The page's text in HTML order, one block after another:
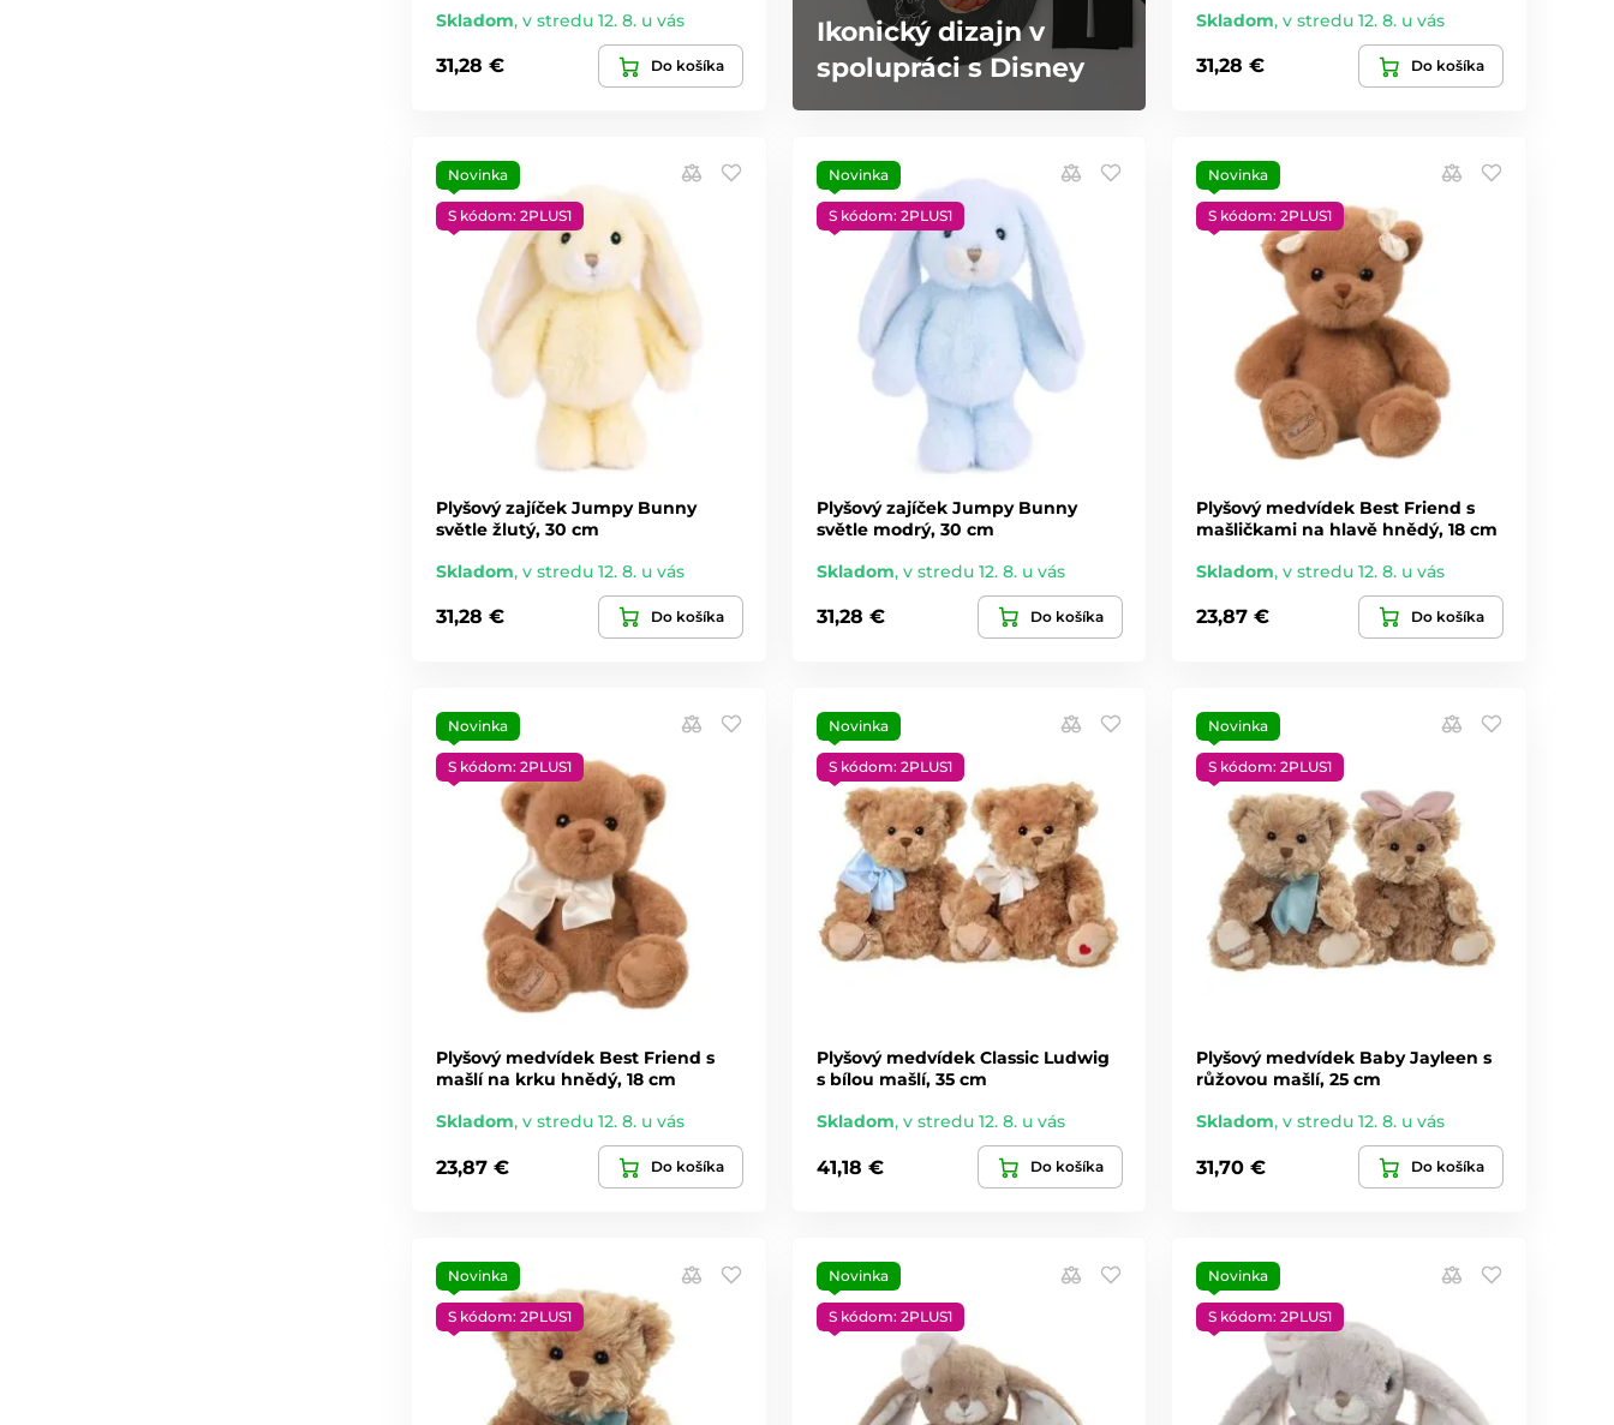
Skladom, v stredu 12. 8. u vás
31,28 € Do košíka
Ikonický dizajn v
spolupráci s Disney
Skladom,v stredu 12. 8. u vás
31,28 € Do košíka
Novinka
S kódom: 2PLUS1
Plyšový zajíček Jumpy Bunny
světle žlutý, 30 cm
Skladom, v stredu 12. 8. u vás
31,28 € Do košíka
Novinka
S kódom: 2PLUS1
Plyšový zajíček Jumpy Bunny
světle modrý, 30 cm
Skladom, v stredu 12. 8. u vás
31,28 € Do košíka
Novinka
S kódom: 2PLUS1
Plyšový medvídek Best Friend s
mašličkami na hlavě hnědý, 18 cm
Skladom,v stredu 12. 8. u vás
23,87 € Do košíka
Novinka
S kódom: 2PLUS1
Plyšový medvídek Best Friend s
mašlí na krku hnědý, 18 cm
Skladom, v stredu 12. 8. u vás
23,87 € Do košíka
Novinka
S kódom: 2PLUS1
Plyšový medvídek Classic Ludwig
s bílou mašlí, 35 cm
Skladom, v stredu 12. 8. u vás
41,18 € Do košíka
Novinka
S kódom: 2PLUS1
Plyšový medvídek Baby Jayleen s
růžovou mašlí, 25 cm
Skladom,v stredu 12. 8. u vás
31,70 € Do košíka
Novinka
S kódom: 2PLUS1
Novinka
S kódom: 2PLUS1
Novinka
S kódom: 2PLUS1